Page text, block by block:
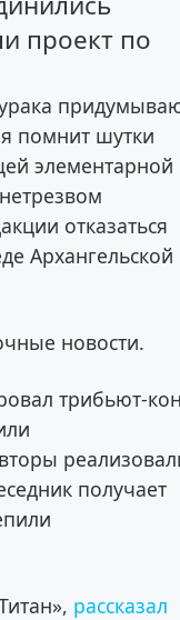
проект по
помнит шутки
элементарной
отказаться
Архангельской
новости.
трибьют-
получает
рассказал